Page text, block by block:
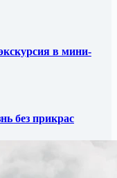
в мини-
без прикрас